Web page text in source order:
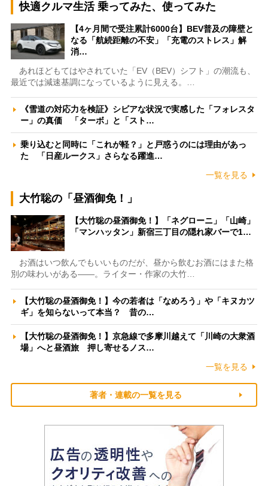
快適クルマ生活 乗ってみた、使ってみた
【4ヶ月間で受注累計6000台】BEV普及の障壁と
なる「航続距離の不安」「充電のストレス」解
消…
あれほどもてはやされていた「EV（BEV）シフト」の潮流も、
最近では減速基調になっているように見える。…
《雪道の対応力を検証》シビアな状況で実感した「フォレスタ
ー」の真価 「ターボ」と「スト…
乗り込むと同時に「これが軽？」と戸惑うのには理由があっ
た 「日産ルークス」さらなる躍進…
一覧を見る
大竹聡の「昼酒御免！」
【大竹聡の昼酒御免！】「ネグローニ」「山崎」
「マンハッタン」新宿三丁目の隠れ家バーで1…
お酒はいつ飲んでもいいものだが、昼から飲むお酒にはまた格
別の味わいがある――。ライター・作家の大竹…
【大竹聡の昼酒御免！】今の若者は「なめろう」や「キヌカツ
ギ」を知らないって本当？ 昔の…
【大竹聡の昼酒御免！】京急線で多摩川越えて「川崎の大衆酒
場」へと昼酒旅 押し寄せるノス…
一覧を見る
著者・連載の一覧を見る